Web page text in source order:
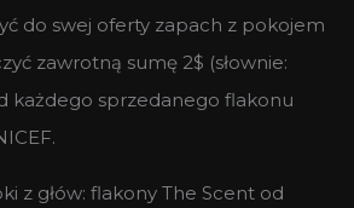
do swej oferty zapach z pokojem
zawrotną sumę 2$ (słownie:
każdego sprzedanego flakonu
z głów: flakony The Scent od